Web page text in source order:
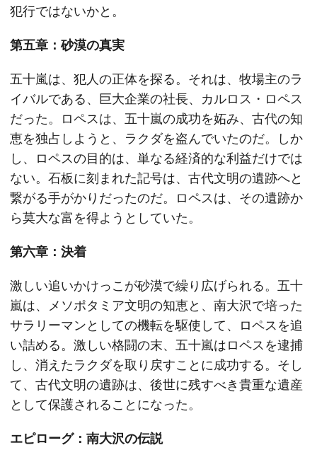
犯行ではないかと。
第五章：砂漠の真実
五十嵐は、犯人の正体を探る。それは、牧場主のラ
イバルである、巨大企業の社長、カルロス・ロペス
だった。ロペスは、五十嵐の成功を妬み、古代の知
恵を独占しようと、ラクダを盗んでいたのだ。しか
し、ロペスの目的は、単なる経済的な利益だけでは
ない。石板に刻まれた記号は、古代文明の遺跡へと
繋がる手がかりだったのだ。ロペスは、その遺跡か
ら莫大な富を得ようとしていた。
第六章：決着
激しい追いかけっこが砂漠で繰り広げられる。五十
嵐は、メソポタミア文明の知恵と、南大沢で培った
サラリーマンとしての機転を駆使して、ロペスを追
い詰める。激しい格闘の末、五十嵐はロペスを逮捕
し、消えたラクダを取り戻すことに成功する。そし
て、古代文明の遺跡は、後世に残すべき貴重な遺産
として保護されることになった。
エピローグ：南大沢の伝説